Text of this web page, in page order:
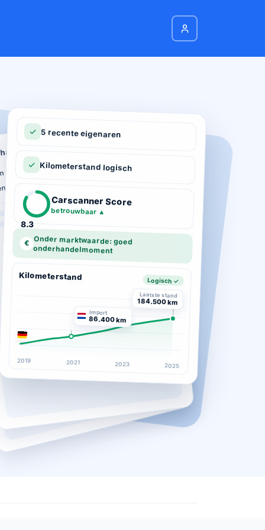
03-2026
schade geregistreerd
total loss gemeld
5 recente eigenaren
Kilometerstand logisch
8.3
Carscanner Score
betrouwbaar ▲
€ Onder marktwaarde: goed
onderhandelmoment
Kilometerstand Logisch ✓
Laatste stand
184.500 km
Import
86.400 km
2019 2021 2023 2025